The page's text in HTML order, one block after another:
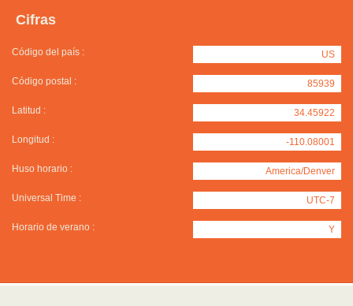
Cifras
Código del país : US
Código postal : 85939
Latitud : 34.45922
Longitud : -110.08001
Huso horario : America/Denver
Universal Time : UTC-7
Horario de verano : Y